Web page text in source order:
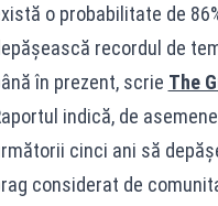
o probabilitate de
recordul de
în prezent, scrie The
indică, de
cinci ani să
considerat de